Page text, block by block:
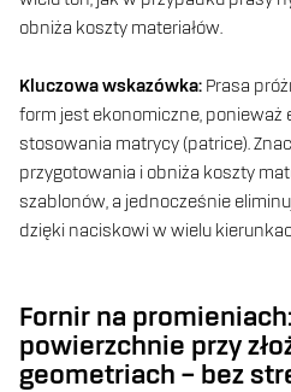
obniża koszty materiałów.
Kluczowa wskazówka: Prasa
form jest ekonomiczne, ponieważ
stosowania matrycy (patrice).
przygotowania i obniża koszty
szablonów, a jednocześnie
dzięki naciskowi w wielu
Fornir na
powierzchnie przy
geometriach – bez